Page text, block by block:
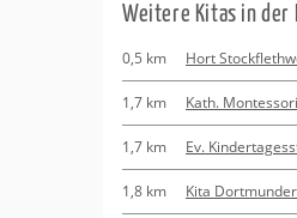
Wei­te­re Kitas in der
0,5 km Hort
1,7 km Kath.
1,7 km Ev.
1,8 km Kita